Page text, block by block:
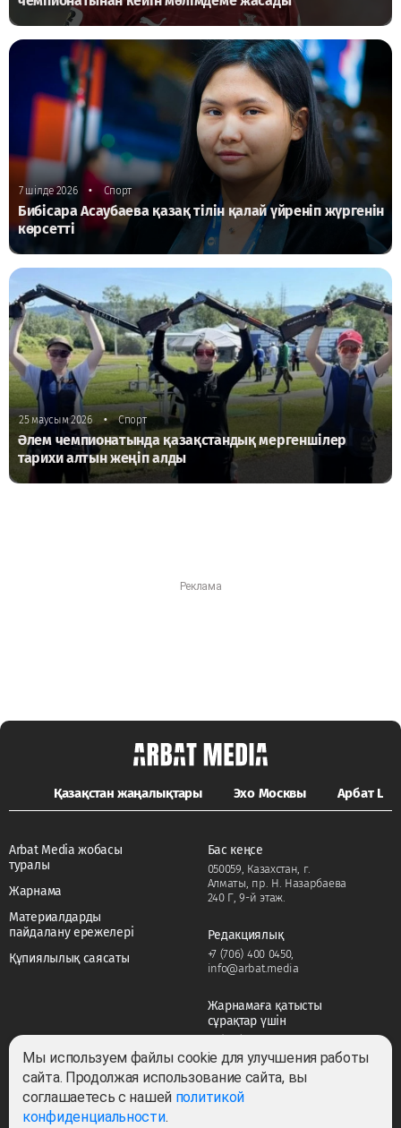
7 шілде 2026 • Спорт
Бибісара Асаубаева қазақ тілін қалай үйреніп жүргенін
көрсетті
25 маусым 2026 • Спорт
Әлем чемпионатында қазақстандық мергеншілер
тарихи алтын жеңіп алды
Қазақстан жаңалықтары Эхо Москвы Арбат LIFE
Arbat Media жобасы
туралы
Жарнама
Материалдарды
пайдалану ережелері
Құпиялылық саясаты
Бас кеңсе
050059, Казахстан, г.
Алматы, пр. Н. Назарбаева
240 Г, 9-й этаж.
Редакциялық
+7 (706) 400 0450,
info@arbat.media
Жарнамаға қатысты
сұрақтар үшін
adv@arbat.media
Мы используем файлы cookie для улучшения работы
сайта. Продолжая использование сайта, вы
соглашаетесь с нашей политикой
конфиденциальности.